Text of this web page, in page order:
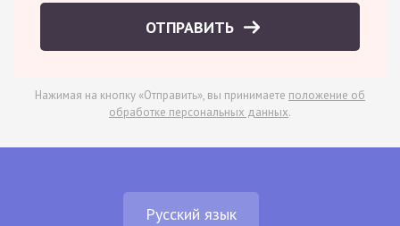
ОТПРАВИТЬ
Нажимая на кнопку «Отправить», вы принимаете положение об
обработке персональных данных.
Русский язык